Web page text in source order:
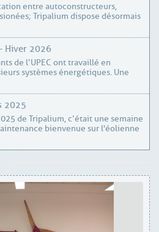
entre autoconstructeurs,
Tripalium dispose désormais
Hiver 2026
de l’UPEC ont travaillé en
systèmes énergétiques. Une
2025
de Tripalium, c’était une semaine
bienvenue sur l'éolienne